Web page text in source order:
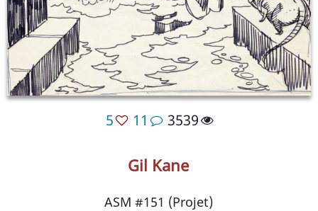
5 11 3539
Gil Kane
ASM #151 (Projet)